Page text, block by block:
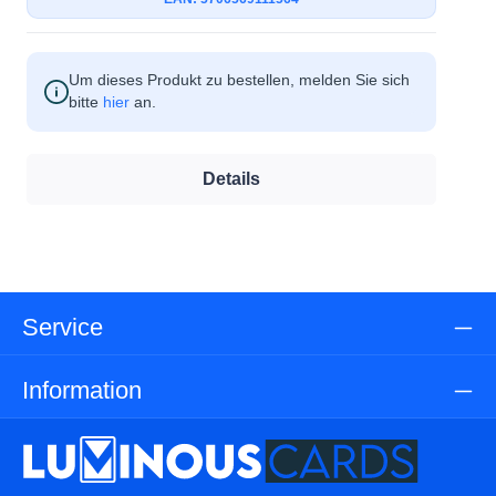
Um dieses Produkt zu bestellen, melden Sie sich
bitte hier an.
Details
Service
Information